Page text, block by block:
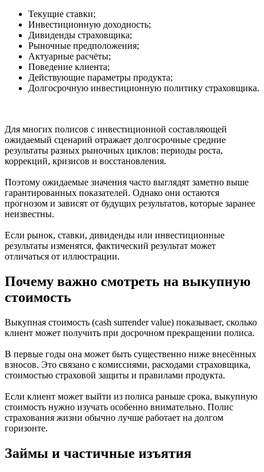
Текущие ставки;
Инвестиционную доходность;
Дивиденды страховщика;
Рыночные предположения;
Актуарные расчёты;
Поведение клиента;
Действующие параметры продукта;
Долгосрочную инвестиционную политику страховщика.
Для многих полисов с инвестиционной составляющей
ожидаемый сценарий отражает долгосрочные средние
результаты разных рыночных циклов: периоды роста,
коррекций, кризисов и восстановления.
Поэтому ожидаемые значения часто выглядят заметно выше
гарантированных показателей. Однако они остаются
прогнозом и зависят от будущих результатов, которые заранее
неизвестны.
Если рынок, ставки, дивиденды или инвестиционные
результаты изменятся, фактический результат может
отличаться от иллюстрации.
Почему важно смотреть на выкупную
стоимость
Выкупная стоимость (cash surrender value) показывает, сколько
клиент может получить при досрочном прекращении полиса.
В первые годы она может быть существенно ниже внесённых
взносов. Это связано с комиссиями, расходами страховщика,
стоимостью страховой защиты и правилами продукта.
Если клиент может выйти из полиса раньше срока, выкупную
стоимость нужно изучать особенно внимательно. Полис
страхования жизни обычно лучше работает на долгом
горизонте.
Займы и частичные изъятия